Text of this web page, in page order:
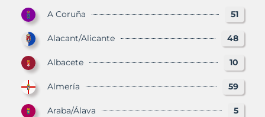
A Coruña 51
Alacant/Alicante 48
Albacete 10
Almería 59
Araba/Álava 5